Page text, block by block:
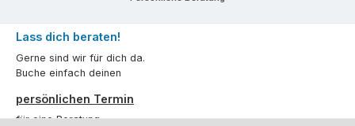
Lass dich beraten!
Gerne sind wir für dich da.
Buche einfach deinen
persönlichen Termin
für eine Beratung.